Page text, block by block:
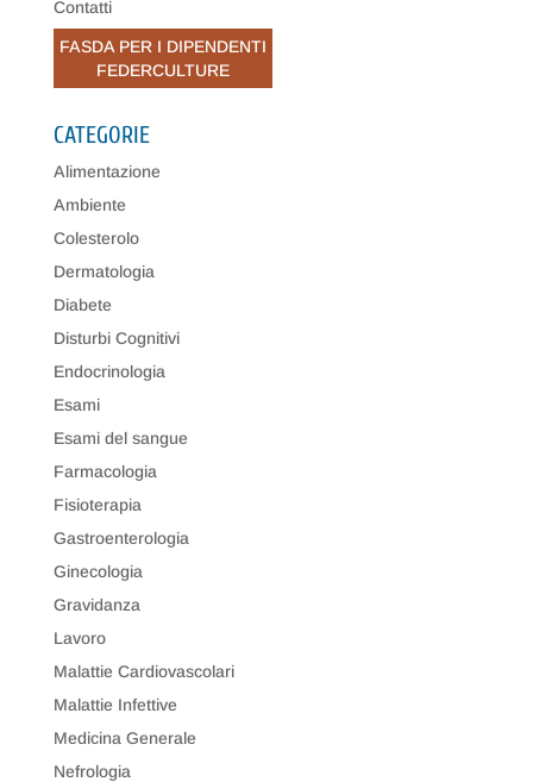
Contatti
FASDA PER I DIPENDENTI
FEDERCULTURE
CATEGORIE
Alimentazione
Ambiente
Colesterolo
Dermatologia
Diabete
Disturbi Cognitivi
Endocrinologia
Esami
Esami del sangue
Farmacologia
Fisioterapia
Gastroenterologia
Ginecologia
Gravidanza
Lavoro
Malattie Cardiovascolari
Malattie Infettive
Medicina Generale
Nefrologia